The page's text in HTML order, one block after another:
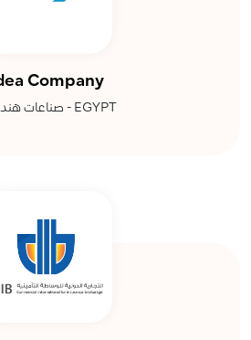
Company
صناعات هندسيه - EGYPT